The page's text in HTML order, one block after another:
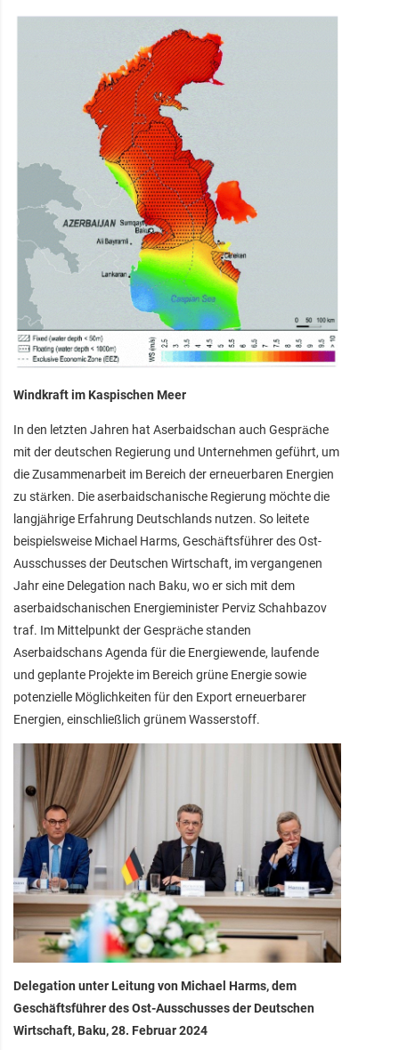
Windkraft im Kaspischen Meer
In den letzten Jahren hat Aserbaidschan auch Gespräche
mit der deutschen Regierung und Unternehmen geführt, um
die Zusammenarbeit im Bereich der erneuerbaren Energien
zu stärken. Die aserbaidschanische Regierung möchte die
langjährige Erfahrung Deutschlands nutzen. So leitete
beispielsweise Michael Harms, Geschäftsführer des Ost-
Ausschusses der Deutschen Wirtschaft, im vergangenen
Jahr eine Delegation nach Baku, wo er sich mit dem
aserbaidschanischen Energieminister Perviz Schahbazov
traf. Im Mittelpunkt der Gespräche standen
Aserbaidschans Agenda für die Energiewende, laufende
und geplante Projekte im Bereich grüne Energie sowie
potenzielle Möglichkeiten für den Export erneuerbarer
Energien, einschließlich grünem Wasserstoff.
Delegation unter Leitung von Michael Harms, dem
Geschäftsführer des Ost-Ausschusses der Deutschen
Wirtschaft, Baku, 28. Februar 2024